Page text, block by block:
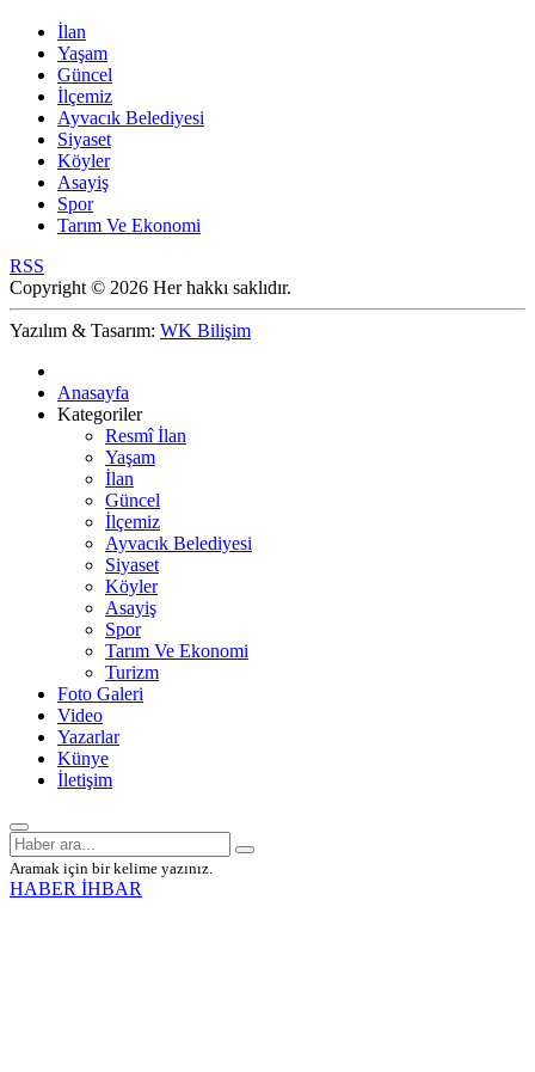
İlan
Yaşam
Güncel
İlçemiz
Ayvacık Belediyesi
Siyaset
Köyler
Asayiş
Spor
Tarım Ve Ekonomi
RSS
Copyright © 2026 Her hakkı saklıdır.
Yazılım & Tasarım: WK Bilişim
Anasayfa
Kategoriler
Resmî İlan
Yaşam
İlan
Güncel
İlçemiz
Ayvacık Belediyesi
Siyaset
Köyler
Asayiş
Spor
Tarım Ve Ekonomi
Turizm
Foto Galeri
Video
Yazarlar
Künye
İletişim
Aramak için bir kelime yazınız.
HABER İHBAR